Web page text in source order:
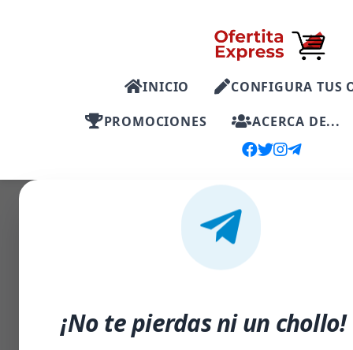
INICIO
CONFIGURA TUS
PROMOCIONES
ACERCA DE...
¡No te pierdas ni un